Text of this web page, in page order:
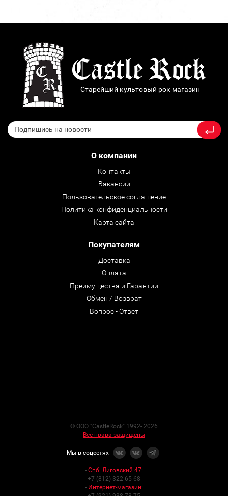
Старейший культовый рок магазин
О компании
Контакты
Вакансии
Пользовательское соглашение
Политика конфиденциальности
Карта сайта
Покупателям
Доставка
Оплата
Преимущества и Гарантии
Обмен / Возврат
Вопрос - Ответ
© ООО "CastleRock" 1992- 2026
Все права защищены
Мы в соцсетях
- Спб. Лиговский 47:
+7 (812) 322-65-68
- Интернет-магазин: